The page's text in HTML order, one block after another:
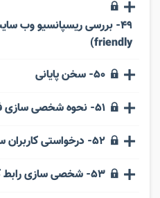
friendly)
50- سخن پایانی
51- نحوه شخصی سازی فونت ها
52- درخواستی کاربران ساختار انیمیشن المان ها
53- شخصی سازی رابط کاربری